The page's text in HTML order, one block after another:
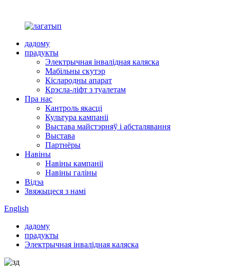
дадому
прадукты
Электрычная інвалідная каляска
Мабільны скутэр
Кіслародны апарат
Крэсла-ліфт з туалетам
Пра нас
Кантроль якасці
Культура кампаніі
Выстава майстэрняў і абсталявання
Выстава
Партнёры
Навіны
Навіны кампаніі
Навіны галіны
Відэа
Звяжыцеся з намі
English
дадому
прадукты
Электрычная інвалідная каляска